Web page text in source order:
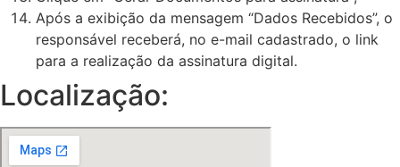
Após a exibição da mensagem “Dados Recebidos”, o
responsável receberá, no e-mail cadastrado, o link
para a realização da assinatura digital.
Localização: